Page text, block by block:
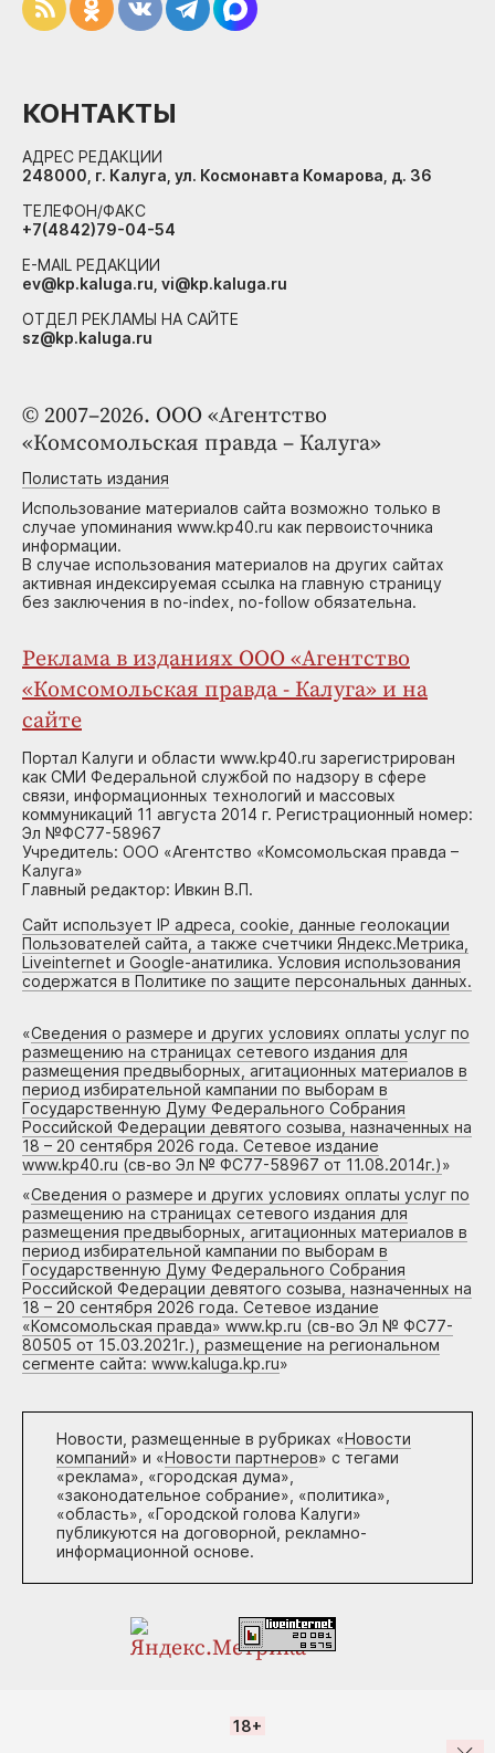
© 2007–2026. ООО «Агентство
«Комсомольская правда – Калуга»
Полистать издания
Использование материалов сайта возможно только в
случае упоминания www.kp40.ru как первоисточника
информации.
В случае использования материалов на других сайтах
активная индексируемая ссылка на главную страницу
без заключения в no-index, no-follow обязательна.
Реклама в изданиях ООО «Агентство
«Комсомольская правда - Калуга» и на
сайте
Портал Калуги и области www.kp40.ru зарегистрирован
как СМИ Федеральной службой по надзору в сфере
связи, информационных технологий и массовых
коммуникаций 11 августа 2014 г. Регистрационный номер:
Эл №ФС77-58967
Учредитель: ООО «Агентство «Комсомольская правда –
Калуга»
Главный редактор: Ивкин В.П.
Сайт использует IP адреса, cookie, данные геолокации
Пользователей сайта, а также счетчики Яндекс.Метрика,
Liveinternet и Google-анатилика. Условия использования
содержатся в Политике по защите персональных данных.
«Сведения о размере и других условиях оплаты услуг по
размещению на страницах сетевого издания для
размещения предвыборных, агитационных материалов в
период избирательной кампании по выборам в
Государственную Думу Федерального Собрания
Российской Федерации девятого созыва, назначенных на
18 – 20 сентября 2026 года. Сетевое издание
www.kp40.ru (св-во Эл № ФС77-58967 от 11.08.2014г.)»
«Сведения о размере и других условиях оплаты услуг по
размещению на страницах сетевого издания для
размещения предвыборных, агитационных материалов в
период избирательной кампании по выборам в
Государственную Думу Федерального Собрания
Российской Федерации девятого созыва, назначенных на
18 – 20 сентября 2026 года. Сетевое издание
«Комсомольская правда» www.kp.ru (св-во Эл № ФС77-
80505 от 15.03.2021г.), размещение на региональном
сегменте сайта: www.kaluga.kp.ru»
Новости, размещенные в рубриках «Новости
компаний» и «Новости партнеров» с тегами
«реклама», «городская дума»,
«законодательное собрание», «политика»,
«область», «Городской голова Калуги»
публикуются на договорной, рекламно-
информационной основе.
КОНТАКТЫ
АДРЕС РЕДАКЦИИ
248000, г. Калуга, ул. Космонавта Комарова, д. 36
ТЕЛЕФОН/ФАКС
+7(4842)79-04-54
E-MAIL РЕДАКЦИИ
ev@kp.kaluga.ru, vi@kp.kaluga.ru
ОТДЕЛ РЕКЛАМЫ НА САЙТЕ
sz@kp.kaluga.ru
18+